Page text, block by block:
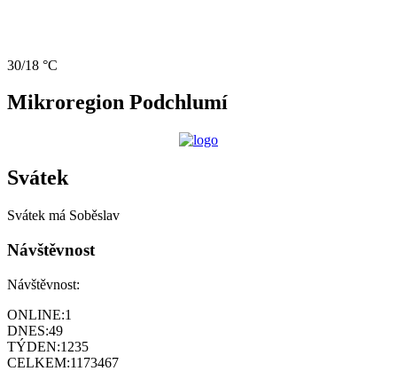
30/18 °C
Mikroregion Podchlumí
Svátek
Svátek má Soběslav
Návštěvnost
Návštěvnost:
ONLINE:1
DNES:49
TÝDEN:1235
CELKEM:1173467